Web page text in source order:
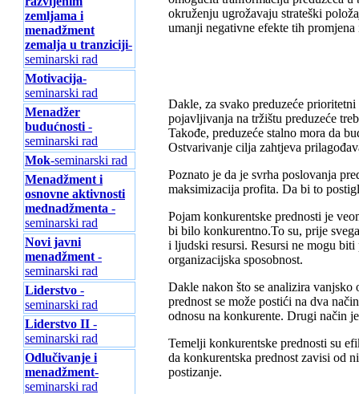
zemljama i
menadžment
zemalja u tranziciji-
seminarski rad
Motivacija-
seminarski rad
Menadžer
budućnosti -
seminarski rad
Mok-seminarski rad
Menadžment i
osnovne aktivnosti
mednadžmenta -
seminarski rad
Novi javni
menadžment -
seminarski rad
Liderstvo -
seminarski rad
Liderstvo II -
seminarski rad
Odlučivanje i
menadžment-
seminarski rad
okruženju ugrožavaju strateški
umanji negativne efekte tih
Dakle, za svako preduzeće
pojavljivanja na tržištu preduzeće
Takođe, preduzeće stalno mora da
Ostvarivanje cilja zahtjeva
Poznato je da je svrha poslovanja
maksimizacija profita. Da bi to
Pojam konkurentske prednosti je
bi bilo konkurentno.To su, prije
i ljudski resursi. Resursi ne mogu
organizacijska sposobnost.
Dakle nakon što se analizira vanjsko
prednost se može postići na dva
odnosu na konkurente. Drugi način
Temelji konkurentske prednosti su
da konkurentska prednost zavisi od
postizanje.